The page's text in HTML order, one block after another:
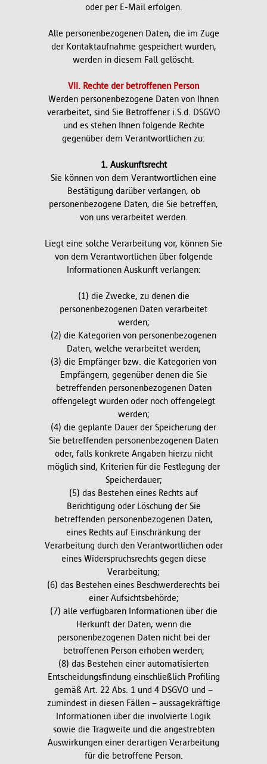
oder per E-Mail erfolgen.
Alle personenbezogenen Daten, die im Zuge
der Kontaktaufnahme gespeichert wurden,
werden in diesem Fall gelöscht.
VII. Rechte der betroffenen Person
Werden personenbezogene Daten von Ihnen
verarbeitet, sind Sie Betroffener i.S.d. DSGVO
und es stehen Ihnen folgende Rechte
gegenüber dem Verantwortlichen zu:
1. Auskunftsrecht
Sie können von dem Verantwortlichen eine
Bestätigung darüber verlangen, ob
personenbezogene Daten, die Sie betreffen,
von uns verarbeitet werden.
Liegt eine solche Verarbeitung vor, können Sie
von dem Verantwortlichen über folgende
Informationen Auskunft verlangen:
(1) die Zwecke, zu denen die
personenbezogenen Daten verarbeitet
werden;
(2) die Kategorien von personenbezogenen
Daten, welche verarbeitet werden;
(3) die Empfänger bzw. die Kategorien von
Empfängern, gegenüber denen die Sie
betreffenden personenbezogenen Daten
offengelegt wurden oder noch offengelegt
werden;
(4) die geplante Dauer der Speicherung der
Sie betreffenden personenbezogenen Daten
oder, falls konkrete Angaben hierzu nicht
möglich sind, Kriterien für die Festlegung der
Speicherdauer;
(5) das Bestehen eines Rechts auf
Berichtigung oder Löschung der Sie
betreffenden personenbezogenen Daten,
eines Rechts auf Einschränkung der
Verarbeitung durch den Verantwortlichen oder
eines Widerspruchsrechts gegen diese
Verarbeitung;
(6) das Bestehen eines Beschwerderechts bei
einer Aufsichtsbehörde;
(7) alle verfügbaren Informationen über die
Herkunft der Daten, wenn die
personenbezogenen Daten nicht bei der
betroffenen Person erhoben werden;
(8) das Bestehen einer automatisierten
Entscheidungsfindung einschließlich Profiling
gemäß Art. 22 Abs. 1 und 4 DSGVO und –
zumindest in diesen Fällen – aussagekräftige
Informationen über die involvierte Logik
sowie die Tragweite und die angestrebten
Auswirkungen einer derartigen Verarbeitung
für die betroffene Person.